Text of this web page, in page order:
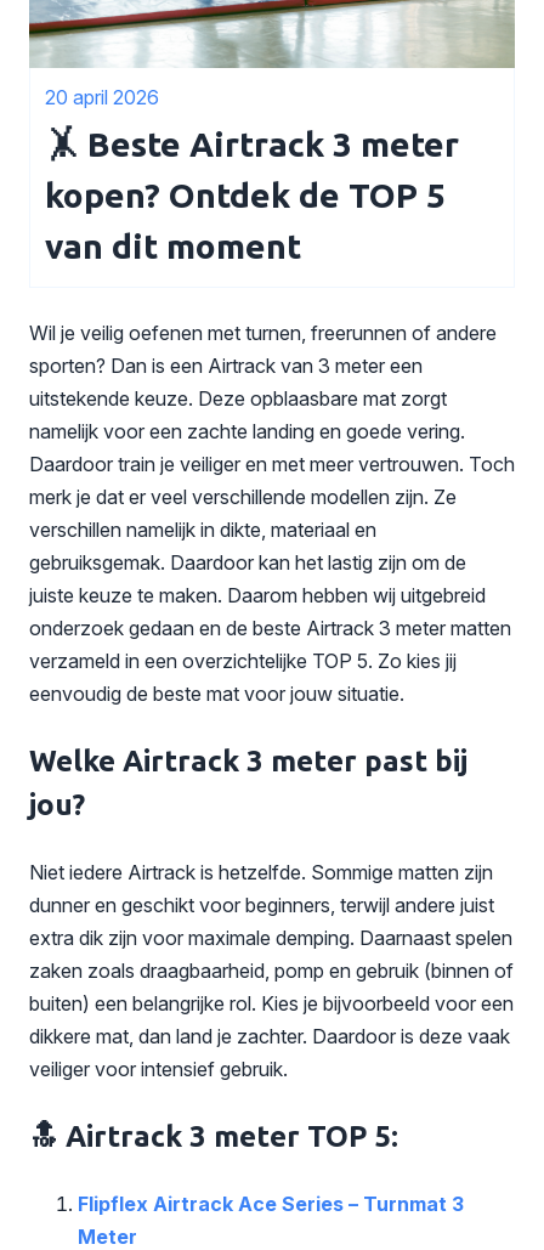
20 april 2026
🤸 Beste Airtrack 3 meter
kopen? Ontdek de TOP 5
van dit moment
Wil je veilig oefenen met turnen, freerunnen of andere
sporten? Dan is een Airtrack van 3 meter een
uitstekende keuze. Deze opblaasbare mat zorgt
namelijk voor een zachte landing en goede vering.
Daardoor train je veiliger en met meer vertrouwen. Toch
merk je dat er veel verschillende modellen zijn. Ze
verschillen namelijk in dikte, materiaal en
gebruiksgemak. Daardoor kan het lastig zijn om de
juiste keuze te maken. Daarom hebben wij uitgebreid
onderzoek gedaan en de beste Airtrack 3 meter matten
verzameld in een overzichtelijke TOP 5. Zo kies jij
eenvoudig de beste mat voor jouw situatie.
Welke Airtrack 3 meter past bij
jou?
Niet iedere Airtrack is hetzelfde. Sommige matten zijn
dunner en geschikt voor beginners, terwijl andere juist
extra dik zijn voor maximale demping. Daarnaast spelen
zaken zoals draagbaarheid, pomp en gebruik (binnen of
buiten) een belangrijke rol. Kies je bijvoorbeeld voor een
dikkere mat, dan land je zachter. Daardoor is deze vaak
veiliger voor intensief gebruik.
🔝 Airtrack 3 meter TOP 5:
Flipflex Airtrack Ace Series – Turnmat 3
Meter